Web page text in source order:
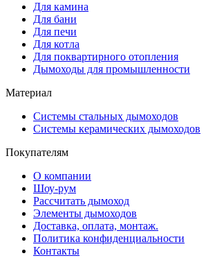
Для камина
Для бани
Для печи
Для котла
Для поквартирного отопления
Дымоходы для промышленности
Материал
Системы стальных дымоходов
Системы керамических дымоходов
Покупателям
О компании
Шоу-рум
Рассчитать дымоход
Элементы дымоходов
Доставка, оплата, монтаж.
Политика конфиденциальности
Контакты